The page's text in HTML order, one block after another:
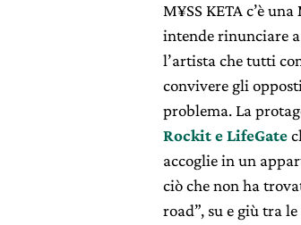
M¥SS KETA c’è una
intende rinunciare a
l’artista che tutti
convivere gli
problema. La
Rockit e LifeGate
accoglie in un
ciò che non ha
road”, su e giù tra